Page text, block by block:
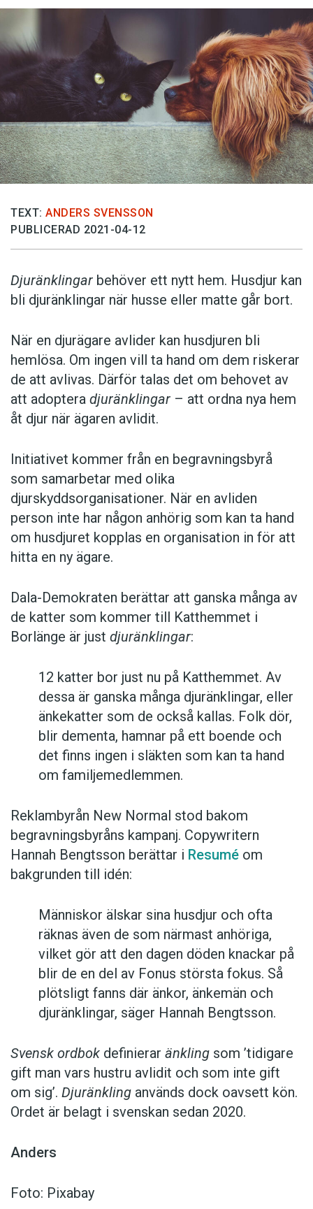
TEXT: ANDERS SVENSSON
PUBLICERAD 2021-04-12
Djuränklingar behöver ett nytt hem. Husdjur kan
bli djuränklingar när husse eller matte går bort.
När en djurägare avlider kan husdjuren bli
hemlösa. Om ingen vill ta hand om dem riskerar
de att avlivas. Därför talas det om behovet av
att adoptera djuränklingar – att ordna nya hem
åt djur när ägaren avlidit.
Initiativet kommer från en begravningsbyrå
som samarbetar med olika
djurskyddsorganisationer. När en avliden
person inte har någon anhörig som kan ta hand
om husdjuret kopplas en organisation in för att
hitta en ny ägare.
Dala-Demokraten berättar att ganska många av
de katter som kommer till Katthemmet i
Borlänge är just djuränklingar:
12 katter bor just nu på Katthemmet. Av
dessa är ganska många djuränklingar, eller
änkekatter som de också kallas. Folk dör,
blir dementa, hamnar på ett boende och
det finns ingen i släkten som kan ta hand
om familjemedlemmen.
Reklambyrån New Normal stod bakom
begravningsbyråns kampanj. Copywritern
Hannah Bengtsson berättar i Resumé om
bakgrunden till idén:
Människor älskar sina husdjur och ofta
räknas även de som närmast anhöriga,
vilket gör att den dagen döden knackar på
blir de en del av Fonus största fokus. Så
plötsligt fanns där änkor, änkemän och
djuränklingar, säger Hannah Bengtsson.
Svensk ordbok definierar änkling som ’tidigare
gift man vars hustru av­lidit och som inte gift
om sig’. Djuränkling används dock oavsett kön.
Ordet är belagt i svenskan sedan 2020.
Anders
Foto: Pixabay